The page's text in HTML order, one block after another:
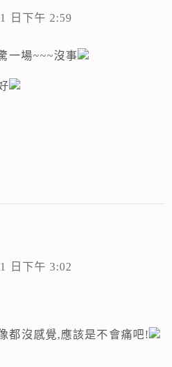
日下午 2:59
一場~~~沒事
日下午 3:02
都沒感覺,應該是不會痛吧!